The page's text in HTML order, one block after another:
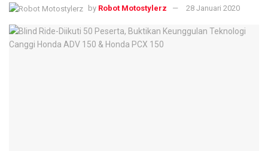
by Robot Motostylerz 28 Januari 2020